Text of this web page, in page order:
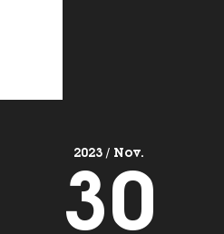
2023 / Nov.
30